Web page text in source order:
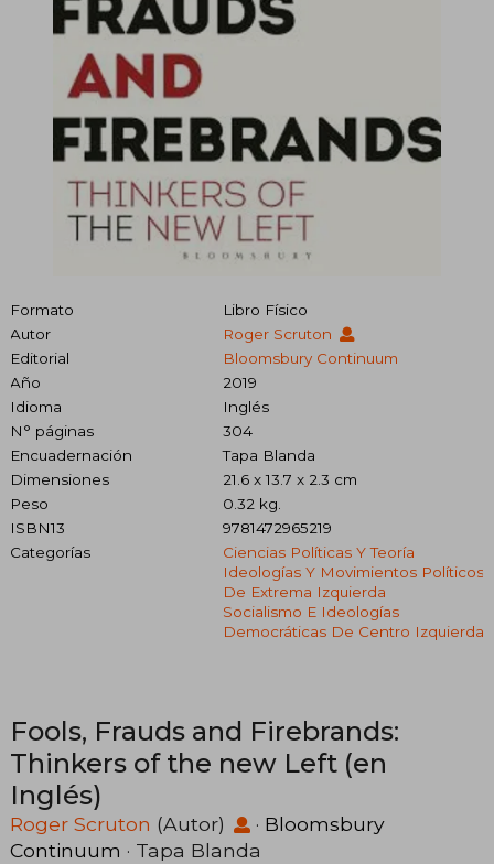
Formato
Libro Físico
Autor
Roger Scruton
Editorial
Bloomsbury Continuum
Año
2019
Idioma
Inglés
N° páginas
304
Encuadernación
Tapa Blanda
Dimensiones
21.6 x 13.7 x 2.3 cm
Peso
0.32 kg.
ISBN13
9781472965219
Categorías
Ciencias Políticas Y Teoría
Ideologías Y Movimientos Políticos
De Extrema Izquierda
Socialismo E Ideologías
Democráticas De Centro Izquierda
Fools, Frauds and Firebrands:
Thinkers of the new Left (en
Inglés)
Roger Scruton (Autor) · Bloomsbury
Continuum · Tapa Blanda